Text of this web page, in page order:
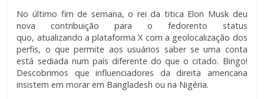
No último fim de semana, o rei da titica Elon Musk deu
nova contribuição para o fedorento status
quo, atualizando a plataforma X com a geolocalização dos
perfis, o que permite aos usuários saber se uma conta
está sediada num país diferente do que o citado. Bingo!
Descobrimos que influenciadores da direita americana
insistem em morar em Bangladesh ou na Nigéria.